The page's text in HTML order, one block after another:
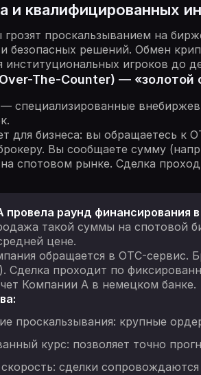
и квалифицированных
проскальзыванием на
и безопасных решений. Обмен
институциональных игроков до
The-Counter) —
специализированные
для бизнеса: вы обращаетесь к
Вы сообщаете сумму
спотовом рынке. Сделка
провела раунд финансирования
такой суммы на спотовой
цене.
обращается в OTC-сервис.
Сделка проходит по
Компании A в немецком банке.
проскальзывания: крупные
курс: позволяет точно
сделки